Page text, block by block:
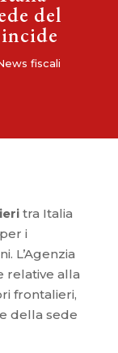
del
fiscali
tra Italia
i
L’Agenzia
relative alla
frontalieri,
della sede